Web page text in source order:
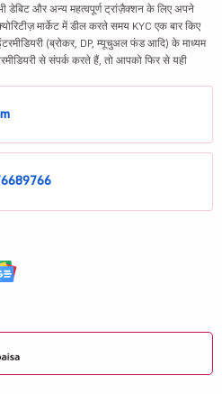
डेबिट और अन्य महत्वपूर्ण ट्रांज़ैक्शन के लिए अपने
मार्केट में डील करते समय KYC एक बार किए
(ब्रोकर, DP, म्यूचुअल फंड आदि) के माध्यम
से संपर्क करते हैं, तो आपको फिर से यही